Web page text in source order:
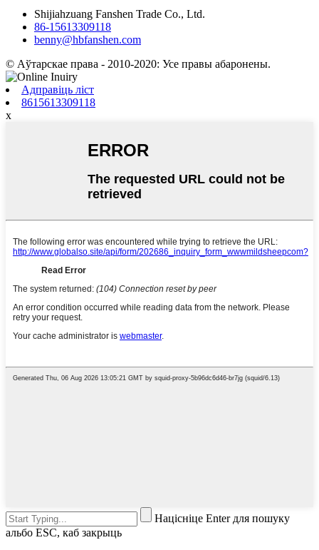
Shijiahzuang Fanshen Trade Co., Ltd.
86-15613309118
benny@hbfanshen.com
© Аўтарскае права - 2010-2020: Усе правы абаронены.
Адправіць ліст
8615613309118
x
Націсніце Enter для пошуку
альбо ESC, каб закрыць